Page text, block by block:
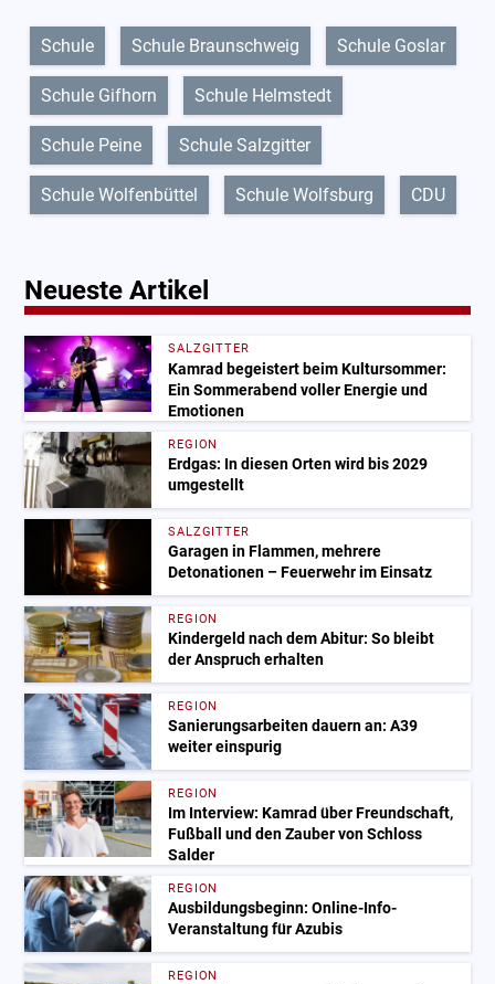
Schule Schule Braunschweig Schule Goslar
Schule Gifhorn Schule Helmstedt
Schule Peine Schule Salzgitter
Schule Wolfenbüttel Schule Wolfsburg CDU
Neueste Artikel
SALZGITTER
Kamrad begeistert beim Kultursommer:
Ein Sommerabend voller Energie und
Emotionen
REGION
Erdgas: In diesen Orten wird bis 2029
umgestellt
SALZGITTER
Garagen in Flammen, mehrere
Detonationen – Feuerwehr im Einsatz
REGION
Kindergeld nach dem Abitur: So bleibt
der Anspruch erhalten
REGION
Sanierungsarbeiten dauern an: A39
weiter einspurig
REGION
Im Interview: Kamrad über Freundschaft,
Fußball und den Zauber von Schloss
Salder
REGION
Ausbildungsbeginn: Online-Info-
Veranstaltung für Azubis
REGION